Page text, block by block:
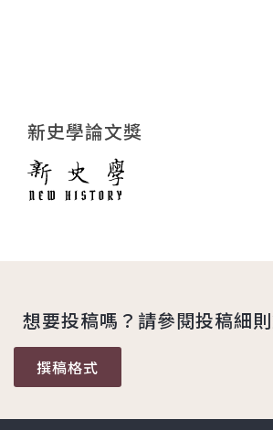
新史學論文獎
想要投稿嗎？請參閱投稿細
撰稿格式